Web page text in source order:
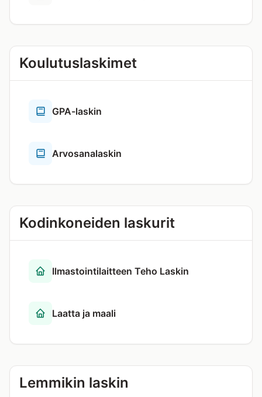
Koulutuslaskimet
GPA-laskin
Arvosanalaskin
Kodinkoneiden laskurit
Ilmastointilaitteen Teho Laskin
Laatta ja maali
Lemmikin laskin